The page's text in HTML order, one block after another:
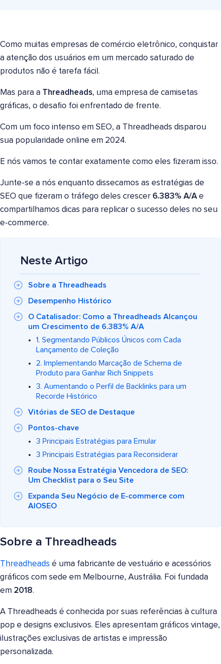
Como muitas empresas de comércio eletrônico, conquistar
a atenção dos usuários em um mercado saturado de
produtos não é tarefa fácil.
Mas para a Threadheads, uma empresa de camisetas
gráficas, o desafio foi enfrentado de frente.
Com um foco intenso em SEO, a Threadheads disparou
sua popularidade online em 2024.
E nós vamos te contar exatamente como eles fizeram isso.
Junte-se a nós enquanto dissecamos as estratégias de
SEO que fizeram o tráfego deles crescer 6.383% A/Ae
compartilhamos dicas para replicar o sucesso deles no seu
e-commerce.
Neste Artigo
Sobre a Threadheads
Desempenho Histórico
O Catalisador: Como a Threadheads Alcançou
um Crescimento de 6.383% A/A
1. Segmentando Públicos Únicos com Cada
Lançamento de Coleção
2. Implementando Marcação de Schema de
Produto para Ganhar Rich Snippets
3. Aumentando o Perfil de Backlinks para um
Recorde Histórico
Vitórias de SEO de Destaque
Pontos-chave
3 Principais Estratégias para Emular
3 Principais Estratégias para Reconsiderar
Roube Nossa Estratégia Vencedora de SEO:
Um Checklist para o Seu Site
Expanda Seu Negócio de E-commerce com
AIOSEO
Sobre a Threadheads
Threadheads é uma fabricante de vestuário e acessórios
gráficos com sede em Melbourne, Austrália. Foi fundada
em 2018.
A Threadheads é conhecida por suas referências à cultura
pop e designs exclusivos. Eles apresentam gráficos vintage,
ilustrações exclusivas de artistas e impressão
personalizada.